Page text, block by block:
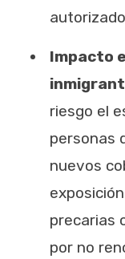
Impacto
riesgo el
personas
nuevos
precarias
por no